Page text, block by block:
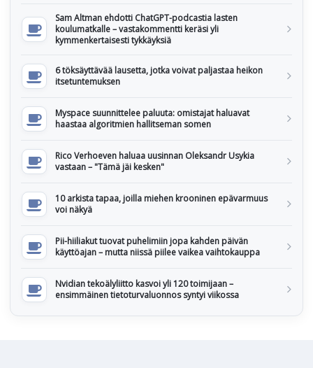
Sam Altman ehdotti ChatGPT-podcastia lasten
koulumatkalle – vastakommentti keräsi yli
kymmenkertaisesti tykkäyksiä
6 töksäyttävää lausetta, jotka voivat paljastaa heikon
itsetuntemuksen
Myspace suunnittelee paluuta: omistajat haluavat
haastaa algoritmien hallitseman somen
Rico Verhoeven haluaa uusinnan Oleksandr Usykia
vastaan – "Tämä jäi kesken"
10 arkista tapaa, joilla miehen krooninen epävarmuus
voi näkyä
Pii-hiiliakut tuovat puhelimiin jopa kahden päivän
käyttöajan – mutta niissä piilee vaikea vaihtokauppa
Nvidian tekoälyliitto kasvoi yli 120 toimijaan –
ensimmäinen tietoturvaluonnos syntyi viikossa